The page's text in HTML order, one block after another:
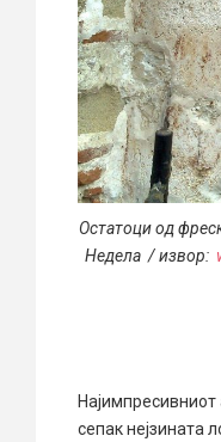
Остатоци од
Недела /извор:
Најимпресивниот
сепак нејзината